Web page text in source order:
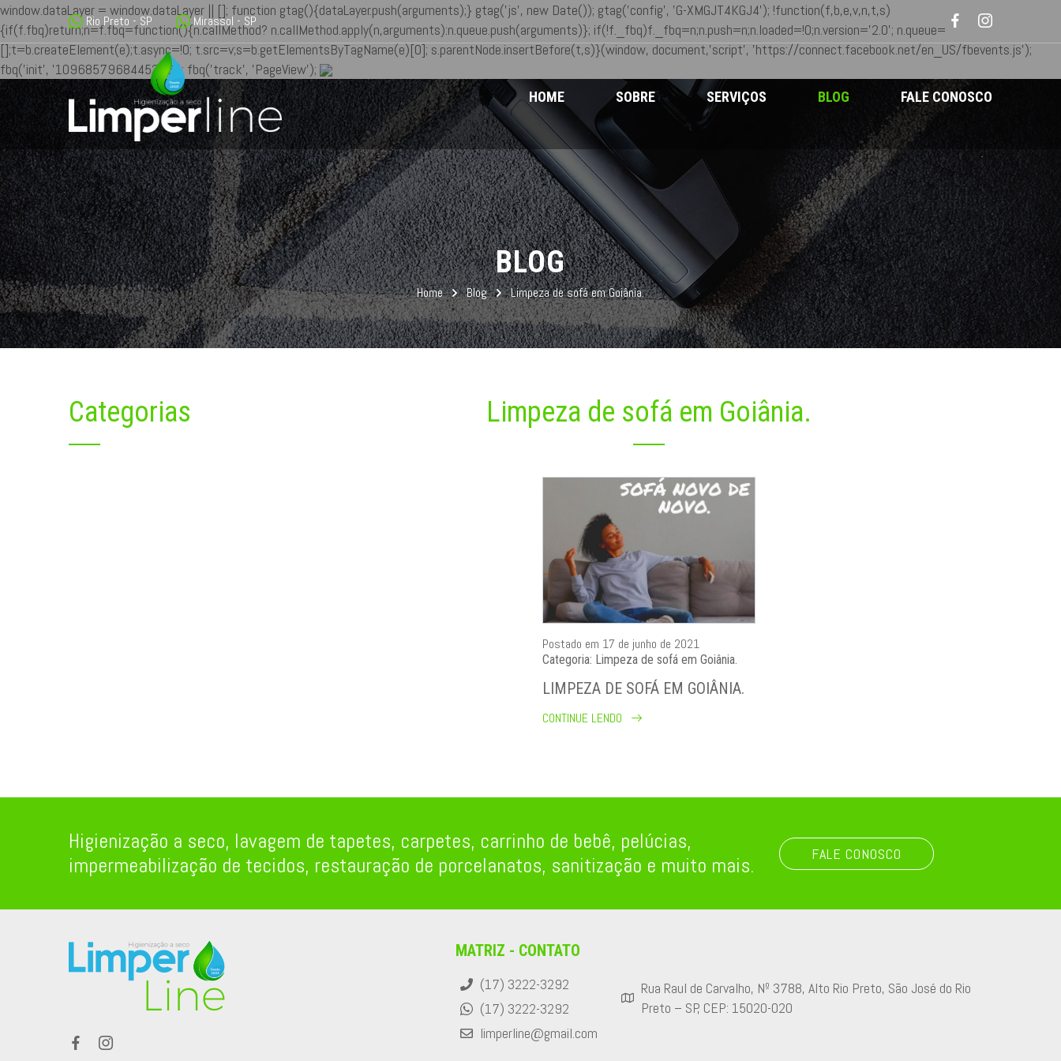
window.dataLayer = window.dataLayer || []; function gtag(){dataLayer.push(arguments);} gtag('js', new Date()); gtag('config', 'G-XMGJT4KGJ4'); !function(f,b,e,v,n,t,s)
{if(f.fbq)return;n=f.fbq=function(){n.callMethod? n.callMethod.apply(n,arguments):n.queue.push(arguments)}; if(!f._fbq)f._fbq=n;n.push=n;n.loaded=!0;n.version='2.0'; n.queue=
[];t=b.createElement(e);t.async=!0; t.src=v;s=b.getElementsByTagName(e)[0]; s.parentNode.insertBefore(t,s)}(window, document,'script', 'https://connect.facebook.net/en_US/fbevents.js');
fbq('init', '1096857968445286'); fbq('track', 'PageView');
Rio Preto - SP Mirassol - SP
HOME SOBRE SERVIÇOS BLOG FALE CONOSCO
BLOG
Home Blog Limpeza de sofá em Goiânia.
Categorias Limpeza de sofá em Goiânia.
Postado em 17 de junho de 2021
Categoria: Limpeza de sofá em Goiânia.
LIMPEZA DE SOFÁ EM GOIÂNIA.
CONTINUE LENDO
Higienização a seco, lavagem de tapetes, carpetes, carrinho de bebê, pelúcias,
impermeabilização de tecidos, restauração de porcelanatos, sanitização e muito mais.
FALE CONOSCO
MATRIZ - CONTATO
(17) 3222-3292
(17) 3222-3292
limperline@gmail.com
Rua Raul de Carvalho, Nº 3788, Alto Rio Preto, São José do Rio
Preto – SP, CEP: 15020-020